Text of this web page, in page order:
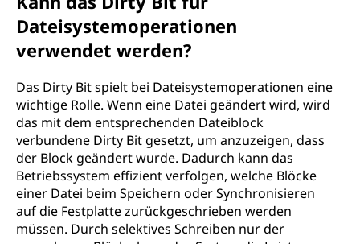
Dateisystemoperationen
verwendet werden?
Das Dirty Bit spielt bei Dateisystemoperationen eine
wichtige Rolle. Wenn eine Datei geändert wird, wird
das mit dem entsprechenden Dateiblock
verbundene Dirty Bit gesetzt, um anzuzeigen, dass
der Block geändert wurde. Dadurch kann das
Betriebssystem effizient verfolgen, welche Blöcke
einer Datei beim Speichern oder Synchronisieren
auf die Festplatte zurückgeschrieben werden
müssen. Durch selektives Schreiben nur der